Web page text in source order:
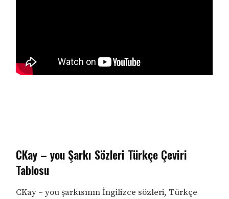
CKay – you Şarkı Sözleri Türkçe Çeviri
Tablosu
CKay – you şarkısının İngilizce sözleri, Türkçe